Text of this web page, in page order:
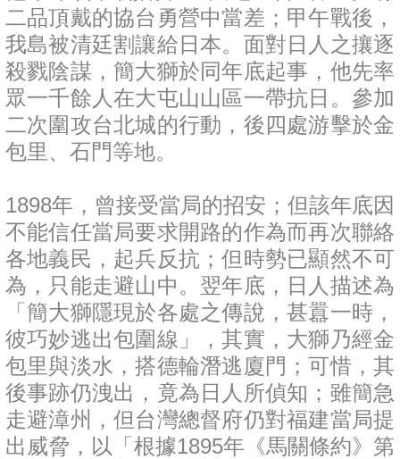
二品頂戴的協台勇營中當差；甲午戰後，
我島被清廷割讓給日本。面對日人之攘逐
殺戮陰謀，簡大獅於同年底起事，他先率
眾一千餘人在大屯山山區一帶抗日。參加
二次圍攻台北城的行動，後四處游擊於金
包里、石門等地。
1898年，曾接受當局的招安；但該年底因
不能信任當局要求開路的作為而再次聯絡
各地義民，起兵反抗；但時勢已顯然不可
為，只能走避山中。翌年底，日人描述為
「簡大獅隱現於各處之傳說，甚囂一時，
彼巧妙逃出包圍線」，其實，大獅乃經金
包里與淡水，搭德輪潛逃廈門；可惜，其
後事跡仍洩出，竟為日人所偵知；雖簡急
走避漳州，但台灣總督府仍對福建當局提
出威脅，以「根據1895年《馬關條約》第